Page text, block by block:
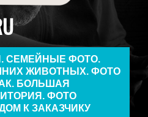
СЕМЕЙНЫЕ ФОТО.
ЖИВОТНЫХ. ФОТО
БОЛЬШАЯ
ФОТО
К ЗАКАЗЧИКУ